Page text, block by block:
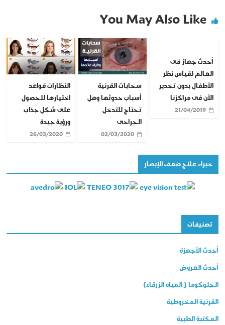
You May Also Like
أحدث جهاز فى
العالم لقياس نظر
الأطفال بدون تخدير
الآن فى مراكزنا
21/04/2019
سحابات القرنية
أسباب حدوثها وهل
تحتاج للتدخل
الجراحى
02/03/2020
النظارات قواعد
اختيارها للحصول
على شكل جذاب
ورؤية جيدة
26/03/2020
خبراء علاج ضعف الإبصار
تصنيفات
أحدث الأجهزة
أحدث العروض
الجلوكوما ( المياه الزرقاء)
القرنية المخروطية
المكتبة الطبية